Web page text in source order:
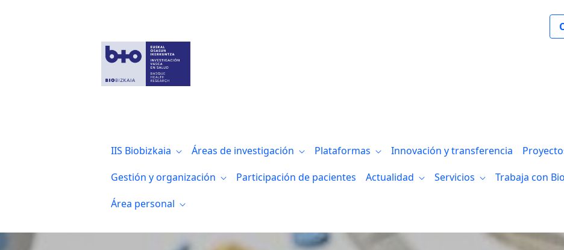
IIS Biobizkaia Áreas de investigación Plataformas Innovación y transferencia
Gestión y organización
Participación de pacientes Actualidad Servicios Trabaja con
Área personal